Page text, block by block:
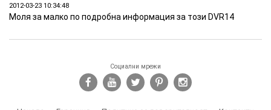
2012-03-23 10:34:48
Моля за малко по подробна информация за този DVR14
Социални мрежи